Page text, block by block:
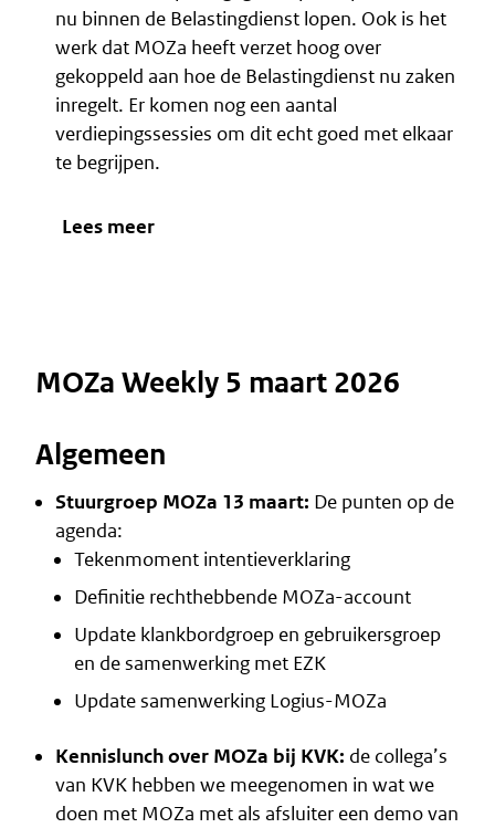
nu binnen de Belastingdienst lopen. Ook is het
werk dat MOZa heeft verzet hoog over
gekoppeld aan hoe de Belastingdienst nu zaken
inregelt. Er komen nog een aantal
verdiepingssessies om dit echt goed met elkaar
te begrijpen.
Lees meer
MOZa Weekly 5 maart 2026
Algemeen
Stuurgroep MOZa 13 maart: De punten op de
agenda:
Tekenmoment intentieverklaring
Definitie rechthebbende MOZa-account
Update klankbordgroep en gebruikersgroep
en de samenwerking met EZK
Update samenwerking Logius-MOZa
Kennislunch over MOZa bij KVK: de collega’s
van KVK hebben we meegenomen in wat we
doen met MOZa met als afsluiter een demo van